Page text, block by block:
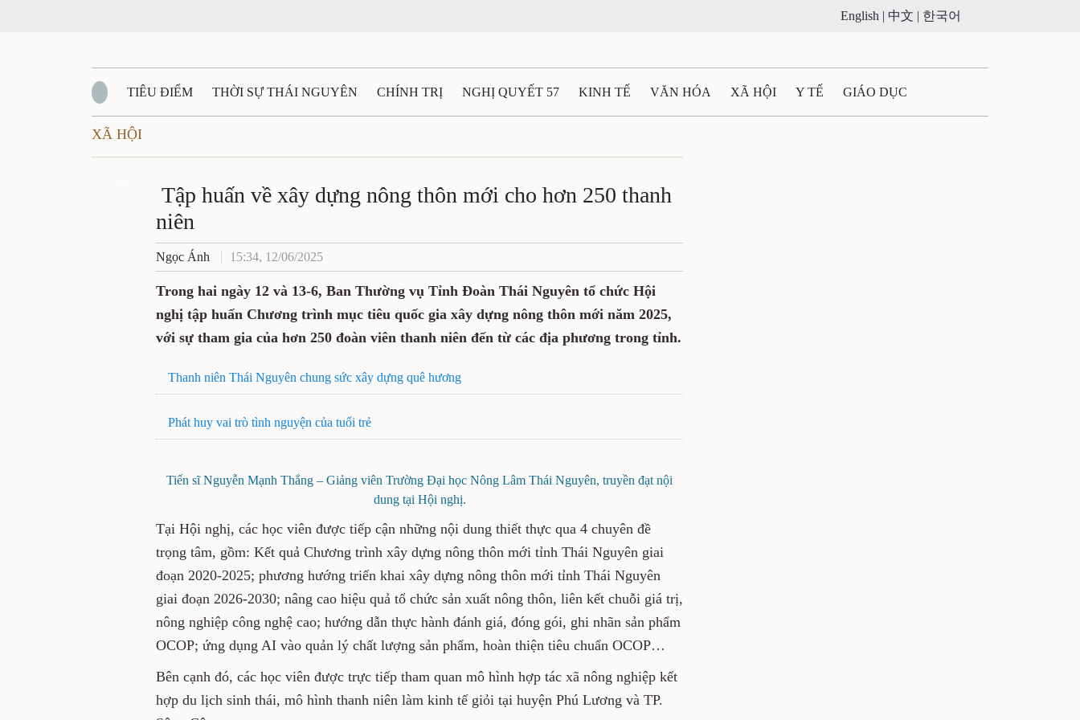
English | 中文 | 한국어
TIÊU ĐIỂM THỜI SỰ THÁI NGUYÊN CHÍNH TRỊ NGHỊ QUYẾT 57 KINH TẾ VĂN HÓA XÃ HỘI Y TẾ GIÁO DỤC
QUỐC PHÒNG - AN NINH
QUÊ HƯƠNG - ĐẤT NƯỚC QUỐC TẾ TÀI NGUYÊN - MÔI TRƯỜNG THỂ THAO THÔNG TIN - QUẢNG CÁO
XÃ HỘI
Tập huấn về xây dựng nông thôn mới cho hơn 250 thanh
niên
Ngọc Ánh 15:34, 12/06/2025
Trong hai ngày 12 và 13-6, Ban Thường vụ Tỉnh Đoàn Thái Nguyên tổ chức Hội
nghị tập huấn Chương trình mục tiêu quốc gia xây dựng nông thôn mới năm 2025,
với sự tham gia của hơn 250 đoàn viên thanh niên đến từ các địa phương trong tỉnh.
Thanh niên Thái Nguyên chung sức xây dựng quê hương
Phát huy vai trò tình nguyện của tuổi trẻ
Tiến sĩ Nguyễn Mạnh Thắng – Giảng viên Trường Đại học Nông Lâm Thái Nguyên, truyền đạt nội
dung tại Hội nghị.
Tại Hội nghị, các học viên được tiếp cận những nội dung thiết thực qua 4 chuyên đề
trọng tâm, gồm: Kết quả Chương trình xây dựng nông thôn mới tỉnh Thái Nguyên giai
đoạn 2020-2025; phương hướng triển khai xây dựng nông thôn mới tỉnh Thái Nguyên
giai đoạn 2026-2030; nâng cao hiệu quả tổ chức sản xuất nông thôn, liên kết chuỗi giá trị,
nông nghiệp công nghệ cao; hướng dẫn thực hành đánh giá, đóng gói, ghi nhãn sản phẩm
OCOP; ứng dụng AI vào quản lý chất lượng sản phẩm, hoàn thiện tiêu chuẩn OCOP…
Bên cạnh đó, các học viên được trực tiếp tham quan mô hình hợp tác xã nông nghiệp kết
hợp du lịch sinh thái, mô hình thanh niên làm kinh tế giỏi tại huyện Phú Lương và TP.